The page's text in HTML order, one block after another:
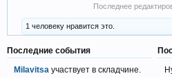
Последнее
1 человеку нравится это.
Последние события
Milavitsa участвует в складчине.